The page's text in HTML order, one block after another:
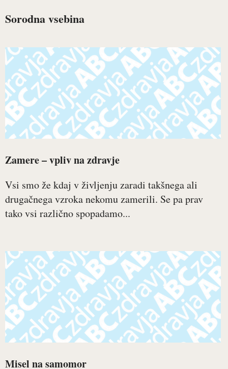
Sorodna vsebina
Zamere – vpliv na zdravje
Vsi smo že kdaj v življenju zaradi takšnega ali
drugačnega vzroka nekomu zamerili. Se pa prav
tako vsi različno spopadamo...
Misel na samomor